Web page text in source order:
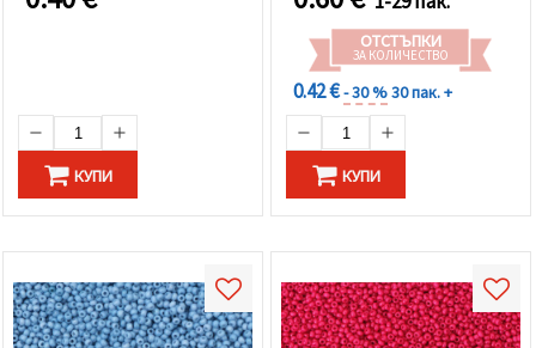
КУПИ
ОТСТЪПКИ
ЗА КОЛИЧЕСТВО
0.42 €- 30 %30 пак. +
КУПИ